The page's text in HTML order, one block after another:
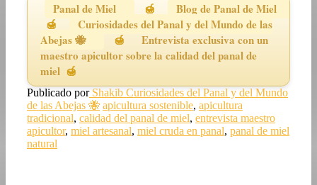
Panal de Miel
Blog de Panal de Miel
Curiosidades del Panal y del Mundo de las
Abejas 🐝
Entrevista exclusiva con un
maestro apicultor sobre la calidad del panal de
miel
Publicado porShakib Curiosidades del Panal y del Mundo
de las Abejas 🐝 apicultura sostenible, apicultura
tradicional, calidad del panal de miel, entrevista maestro
apicultor, miel artesanal, miel cruda en panal, panal de miel
natural